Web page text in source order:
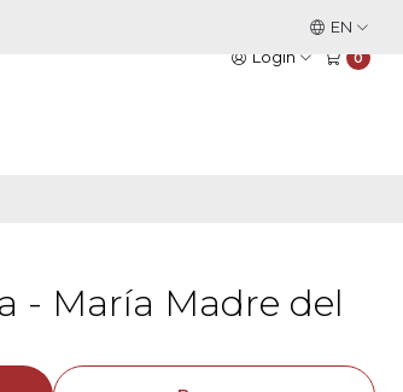
Login 0
EN
- María Madre del